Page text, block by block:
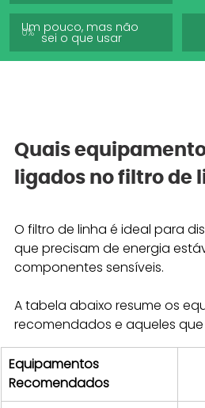
0%
Um pouco, mas não
sei o que usar
Quais
ligados no filtro de
O filtro de linha é ideal para
que precisam de energia
componentes sensíveis.
A tabela abaixo resume os
recomendados e aqueles
Equipamentos
Recomendados